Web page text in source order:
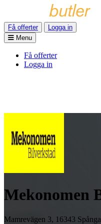
Få offerter
Logga in
Menu
Få offerter
Logga in
Mekonomen
Mamrevägen 3, 16343 Spånga